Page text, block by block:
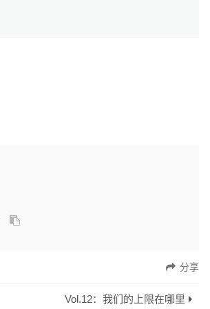
分享
Vol.12：我们的上限在哪里